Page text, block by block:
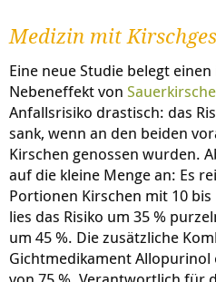
Medizin mit
Eine neue Studie belegt
Nebeneffekt von
Anfallsrisiko drastisch: das
sank, wenn an den beiden
Kirschen genossen wurden.
auf die kleine Menge an: Es
Portionen Kirschen mit 10
lies das Risiko um 35 %
um 45 %. Die zusätzliche
Gichtmedikament